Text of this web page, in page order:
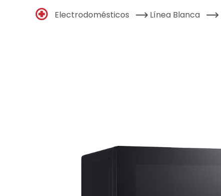
Electrodomésticos Línea Blanca
2.